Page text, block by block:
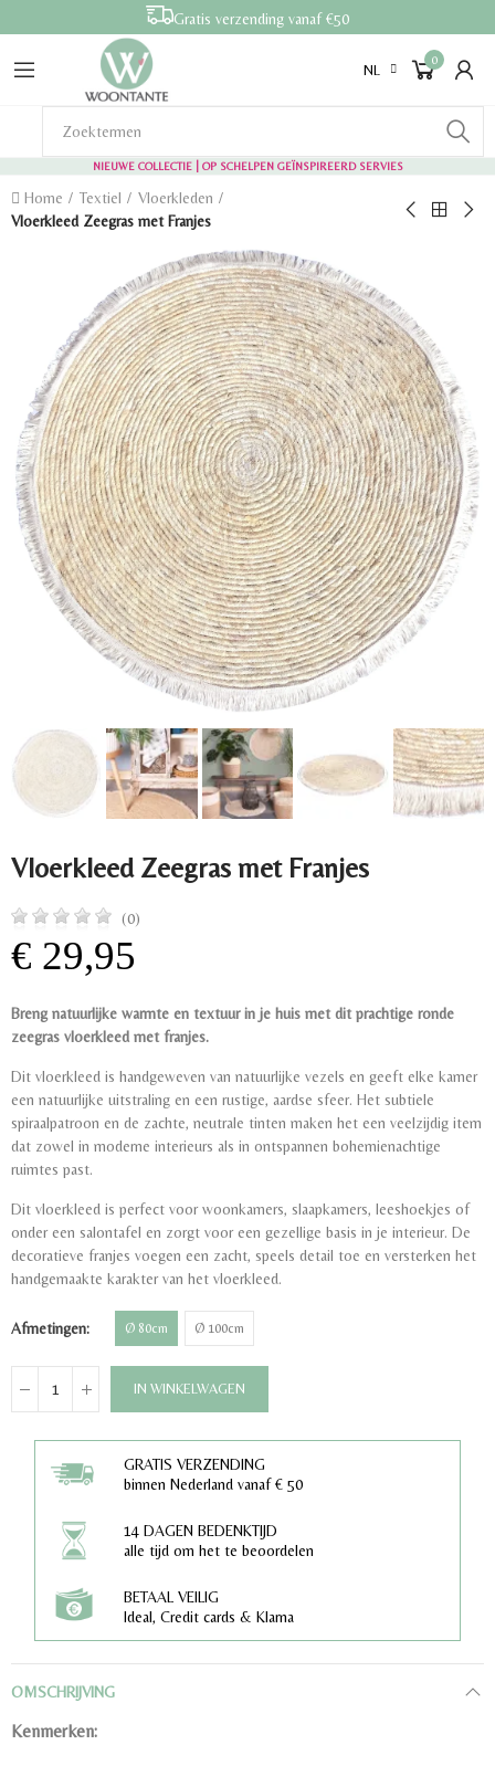
Gratis verzending vanaf €50
NL
0
NIEUWE COLLECTIE | OP SCHELPEN GEÏNSPIREERD SERVIES
Home Textiel
Vloerkleden
Vloerkleed Zeegras met Franjes
Vloerkleed Zeegras met Franjes
(0)
€ 29,95
Breng natuurlijke warmte en textuur in je huis met dit prachtige ronde
zeegras vloerkleed met franjes.
Dit vloerkleed is handgeweven van natuurlijke vezels en geeft elke kamer
een natuurlijke uitstraling en een rustige, aardse sfeer. Het subtiele
spiraalpatroon en de zachte, neutrale tinten maken het een veelzijdig item
dat zowel in moderne interieurs als in ontspannen bohemienachtige
ruimtes past.
Dit vloerkleed is perfect voor woonkamers, slaapkamers, leeshoekjes of
onder een salontafel en zorgt voor een gezellige basis in je interieur. De
decoratieve franjes voegen een zacht, speels detail toe en versterken het
handgemaakte karakter van het vloerkleed.
Afmetingen Ø 80cm Ø 100cm
IN WINKELWAGEN
GRATIS VERZENDING
binnen Nederland vanaf € 50
14 DAGEN BEDENKTIJD
alle tijd om het te beoordelen
BETAAL VEILIG
Ideal, Credit cards & Klarna
OMSCHRIJVING
Kenmerken: